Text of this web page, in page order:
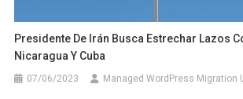
Presidente De Irán Busca Estrechar Lazos
Nicaragua Y Cuba
07/06/2023 Managed WordPress Migration